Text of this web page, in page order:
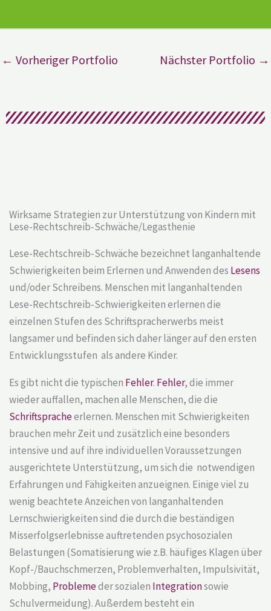
← Vorheriger Portfolio Nächster Portfolio →
Wirksame Strategien zur Unterstützung von Kindern mit
Lese-Rechtschreib-Schwäche/Legasthenie
Lese-Rechtschreib-Schwäche bezeichnet langanhaltende
Schwierigkeiten beim Erlernen und Anwenden des Lesens
und/oder Schreibens. Menschen mit langanhaltenden
Lese-Rechtschreib-Schwierigkeiten erlernen die
einzelnen Stufen des Schriftspracherwerbs meist
langsamer und befinden sich daher länger auf den ersten
Entwicklungsstufen als andere Kinder.
Es gibt nicht die typischen Fehler. Fehler, die immer
wieder auffallen, machen alle Menschen, die die
Schriftspracheerlernen. Menschen mit Schwierigkeiten
brauchen mehr Zeit und zusätzlich eine besonders
intensive und auf ihre individuellen Voraussetzungen
ausgerichtete Unterstützung, um sich die notwendigen
Erfahrungen und Fähigkeiten anzueignen. Einige viel zu
wenig beachtete Anzeichen von langanhaltenden
Lernschwierigkeiten sind die durch die beständigen
Misserfolgserlebnisse auftretenden psychosozialen
Belastungen (Somatisierung wie z.B. häufiges Klagen über
Kopf-/Bauchschmerzen, Problemverhalten, Impulsivität,
Mobbing, Problemeder sozialen Integrationsowie
Schulvermeidung). Außerdem besteht ein